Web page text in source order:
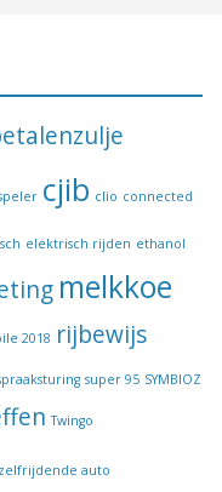
cjib clio connected
elektrisch rijden ethanol
melkkoe
2018 rijbewijs
super 95 SYMBIOZ
Twingo
zelfrijdende auto